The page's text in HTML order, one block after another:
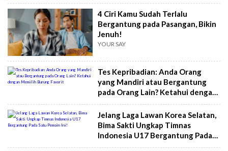
4 Ciri Kamu Sudah Terlalu
Bergantung pada Pasangan, Bikin
Jenuh!
YOUR SAY
Tes Kepribadian: Anda Orang
yang Mandiri atau Bergantung
pada Orang Lain? Ketahui dengan
Memilih Burung Favorit
Jelang Laga Lawan Korea Selatan,
Bima Sakti Ungkap Timnas
Indonesia U17 Bergantung Pada
Satu Pemain Ini!